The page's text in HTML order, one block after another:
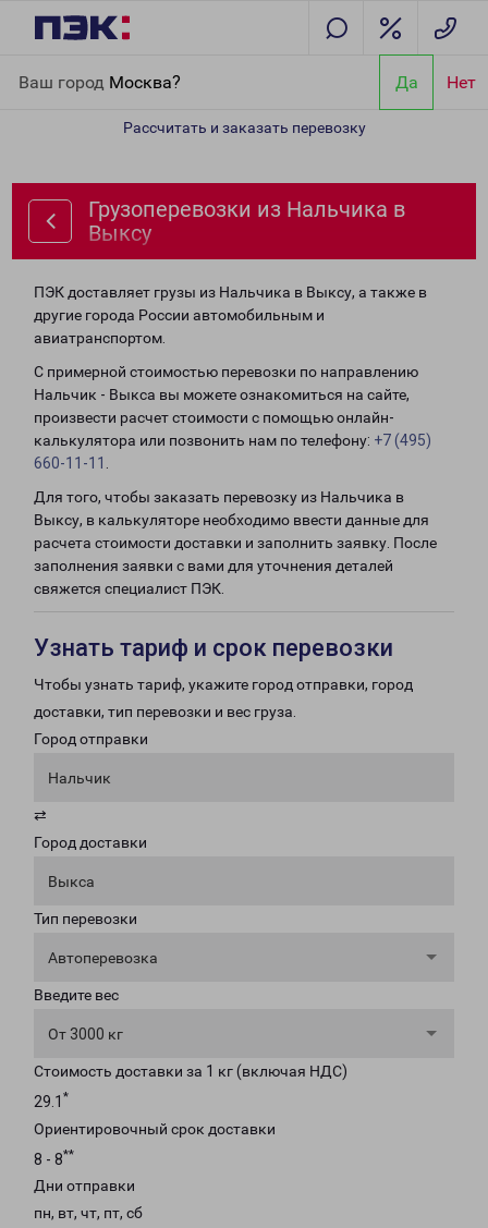
Ваш город Москва? Да Нет
Рассчитать и заказать перевозку
Грузоперевозки из Нальчика в
Выксу
ПЭК доставляет грузы из Нальчика в Выксу, а также в
другие города России автомобильным и
авиатранспортом.
С примерной стоимостью перевозки по направлению
Нальчик - Выкса вы можете ознакомиться на сайте,
произвести расчет стоимости с помощью онлайн-
калькулятора или позвонить нам по телефону: +7 (495)
660-11-11
Для того, чтобы заказать перевозку из Нальчика в
Выксу, в калькуляторе необходимо ввести данные для
расчета стоимости доставки и заполнить заявку. После
заполнения заявки с вами для уточнения деталей
свяжется специалист ПЭК.
Узнать тариф и срок перевозки
Чтобы узнать тариф, укажите город отправки, город
доставки, тип перевозки и вес груза.
Город отправки
Нальчик
⇄
Город доставки
Выкса
Тип перевозки
Автоперевозка
Введите вес
От 3000 кг
Стоимость доставки за 1 кг (включая НДС)
29.1 *
Ориентировочный срок доставки
8 - 8**
Дни отправки
пн, вт, чт, пт, сб